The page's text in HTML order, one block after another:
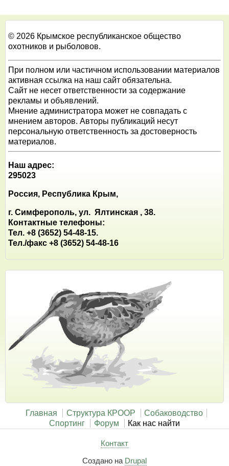
© 2026 Крымское республиканское общество
охотников и рыболовов.
При полном или частичном использовании материалов
активная ссылка на наш сайт обязательна.
Сайт не несет ответственности за содержание
рекламы и объявлений.
Мнение администратора может не совпадать с
мнением авторов. Авторы публикаций несут
персональную ответственность за достоверность
материалов.
Наш адрес:
295023
Россия, Республика Крым,
г. Симферополь, ул. Ялтинская , 38.
Контактные телефоны:
Тел. +8 (3652) 54-48-15.
Тел./факс +8 (3652) 54-48-16
Главная Структура КРООР
Собаководство
Спортинг
Форум Как нас найти
Контакт
Создано на Drupal